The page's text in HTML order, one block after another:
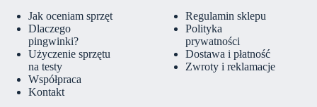
Jak oceniam sprzęt
Dlaczego
pingwinki?
Użyczenie sprzętu
na testy
Współpraca
Kontakt
Regulamin sklepu
Polityka
prywatności
Dostawa i płatność
Zwroty i reklamacje